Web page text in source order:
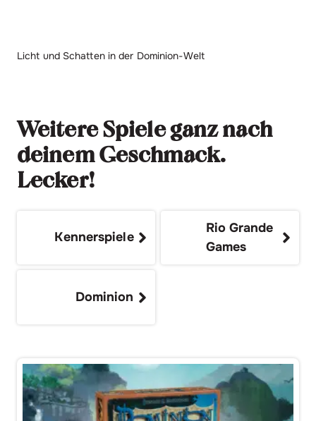
Licht und Schatten in der Dominion-Welt
Weitere Spiele ganz nach
deinem Geschmack.
Lecker!
Kennerspiele
Rio Grande
Games
Dominion